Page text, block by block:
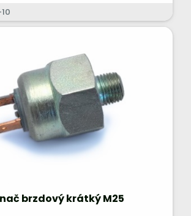
brzdový krátký M25